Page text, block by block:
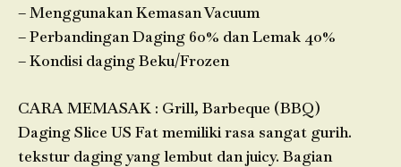
– Menggunakan Kemasan Vacuum
– Perbandingan Daging 60% dan Lemak 40%
– Kondisi daging Beku/Frozen
CARA MEMASAK : Grill, Barbeque (BBQ)
Daging Slice US Fat memiliki rasa sangat gurih.
tekstur daging yang lembut dan juicy. Bagian